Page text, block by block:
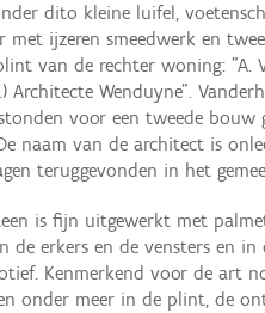
dito kleine luifel,
met ijzeren smeedwerk en
van de rechter woning: "A.
Architecte Wenduyne".
voor een tweede
naam van de architect is
teruggevonden in het
is fijn uitgewerkt met
de erkers en de vensters en in
Kenmerkend voor de art
onder meer in de plint, de